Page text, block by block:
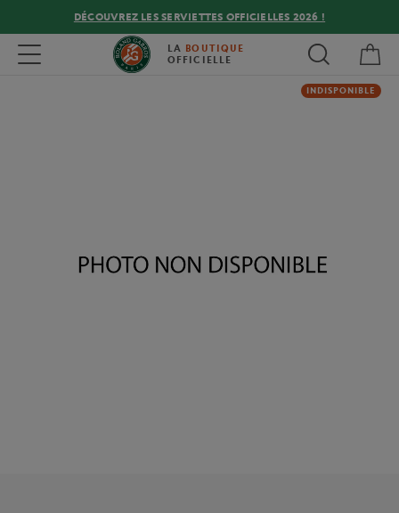
DÉCOUVREZ LES SERVIETTES OFFICIELLES 2026 !
Toggle navigation LA BOUTIQUE
OFFICIELLE
INDISPONIBLE